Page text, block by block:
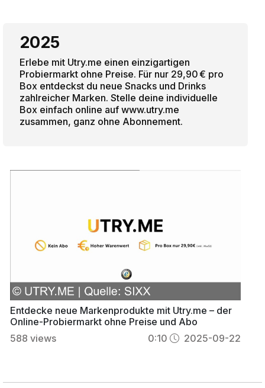
2025
Erlebe mit Utry.me einen einzigartigen
Probiermarkt ohne Preise. Für nur 29,90 € pro
Box entdeckst du neue Snacks und Drinks
zahlreicher Marken. Stelle deine individuelle
Box einfach online auf www.utry.me
zusammen, ganz ohne Abonnement.
Entdecke neue Markenprodukte mit Utry.me – der
Online-Probiermarkt ohne Preise und Abo
588 views 0:10 2025-09-22